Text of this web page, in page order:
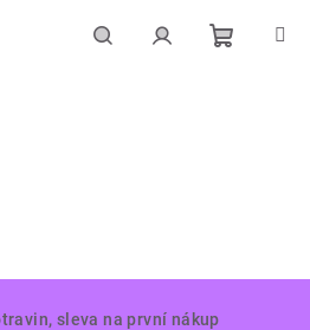
sleva na první nákup